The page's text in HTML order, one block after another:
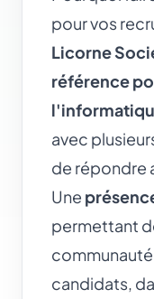
pour vos
Licorne
référence
avec
de répondre
Une
permettant
candidats,